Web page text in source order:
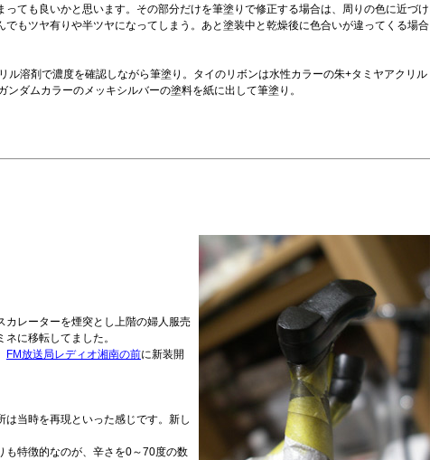
っても良いかと思います。その部分だけを筆塗りで修正する場合は、周りの色に近づけ
もツヤ有りや半ツヤになってしまう。あと塗装中と乾燥後に色合いが違ってくる場合
溶剤で濃度を確認しながら筆塗り。タイのリボンは水性カラーの朱+タミヤアクリル
ダムカラーのメッキシルバーの塗料を紙に出して筆塗り。
カレーターを煙突とし上階の婦人服売
に移転してました。
FM放送局レディオ湘南の前に新装開
当時を再現といった感じです。新し
も特徴的なのが、辛さを0～70度の数